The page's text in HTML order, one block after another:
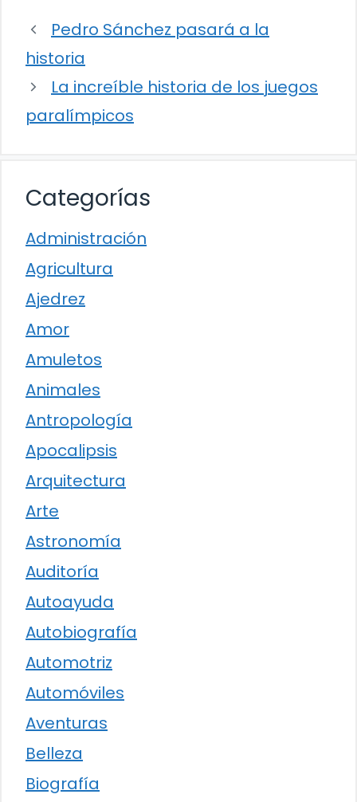
Pedro Sánchez pasará a la
historia
La increíble historia de los juegos
paralímpicos
Categorías
Administración
Agricultura
Ajedrez
Amor
Amuletos
Animales
Antropología
Apocalipsis
Arquitectura
Arte
Astronomía
Auditoría
Autoayuda
Autobiografía
Automotriz
Automóviles
Aventuras
Belleza
Biografía